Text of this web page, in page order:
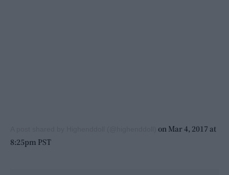
on Mar 4, 2017 at
8:25pm PST